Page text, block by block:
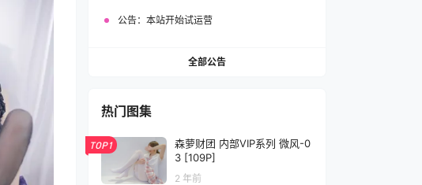
公告： 本站开始试运营
全部公告
热门图集
TOP1
森萝财团 内部VIP系列 微风-0
3 [109P]
2 年前